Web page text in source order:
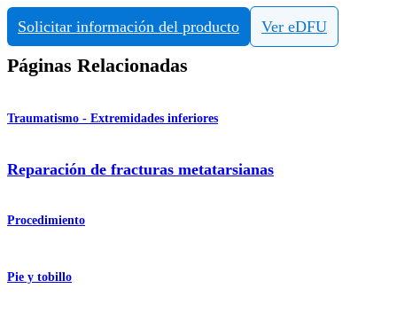
Solicitar información del producto Ver eDFU
Páginas Relacionadas
Traumatismo - Extremidades inferiores
Reparación de fracturas metatarsianas
Procedimiento
Pie y tobillo